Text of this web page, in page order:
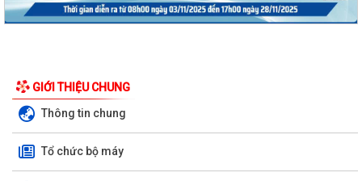
GIỚI THIỆU CHUNG
Thông tin chung
Tổ chức bộ máy